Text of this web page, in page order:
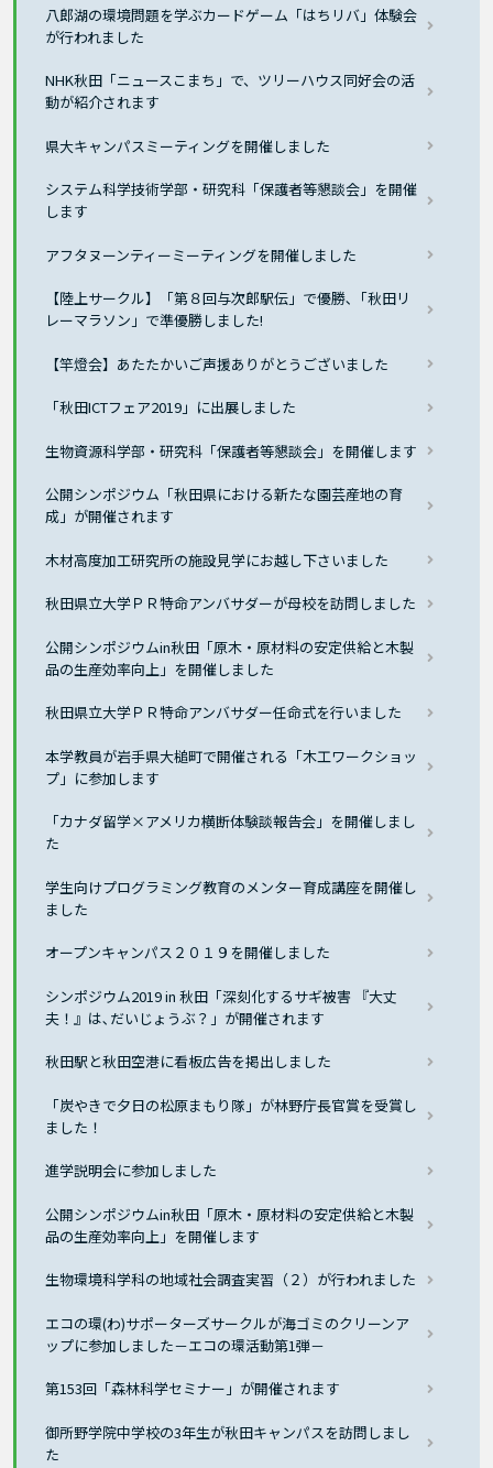
八郎湖の環境問題を学ぶカードゲーム「はちリバ」体験会
が行われました
NHK秋田「ニュースこまち」で、ツリーハウス同好会の活
動が紹介されます
県大キャンパスミーティングを開催しました
システム科学技術学部・研究科「保護者等懇談会」を開催
します
アフタヌーンティーミーティングを開催しました
【陸上サークル】「第８回与次郎駅伝」で優勝､「秋田リ
レーマラソン」で準優勝しました!
【竿燈会】あたたかいご声援ありがとうございました
「秋田ICTフェア2019」に出展しました
生物資源科学部・研究科「保護者等懇談会」を開催します
公開シンポジウム「秋田県における新たな園芸産地の育
成」が開催されます
木材高度加工研究所の施設見学にお越し下さいました
秋田県立大学ＰＲ特命アンバサダーが母校を訪問しました
公開シンポジウムin秋田「原木・原材料の安定供給と木製
品の生産効率向上」を開催しました
秋田県立大学ＰＲ特命アンバサダー任命式を行いました
本学教員が岩手県大槌町で開催される「木工ワークショッ
プ」に参加します
「カナダ留学×アメリカ横断体験談報告会」を開催しまし
た
学生向けプログラミング教育のメンター育成講座を開催し
ました
オープンキャンパス２０１９を開催しました
シンポジウム2019 in 秋田「深刻化するサギ被害 『大丈
夫！』は､だいじょうぶ？」が開催されます
秋田駅と秋田空港に看板広告を掲出しました
「炭やきで夕日の松原まもり隊」が林野庁長官賞を受賞し
ました！
進学説明会に参加しました
公開シンポジウムin秋田「原木・原材料の安定供給と木製
品の生産効率向上」を開催します
生物環境科学科の地域社会調査実習（２）が行われました
エコの環(わ)サポーターズサークルが海ゴミのクリーンア
ップに参加しました－エコの環活動第1弾－
第153回「森林科学セミナー」が開催されます
御所野学院中学校の3年生が秋田キャンパスを訪問しまし
た